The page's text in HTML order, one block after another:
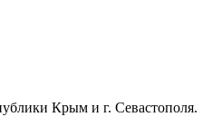
Крым и г. Севастополя.